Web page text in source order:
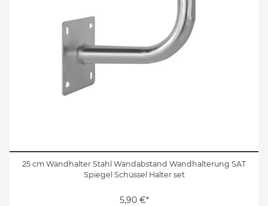
25 cm Wandhalter Stahl Wandabstand Wandhalterung SAT
Spiegel Schüssel Halter set
5,90 €*